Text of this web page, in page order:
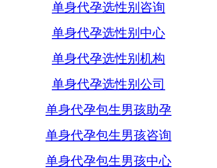
单身代孕选性别咨询
单身代孕选性别中心
单身代孕选性别机构
单身代孕选性别公司
单身代孕包生男孩助孕
单身代孕包生男孩咨询
单身代孕包生男孩中心